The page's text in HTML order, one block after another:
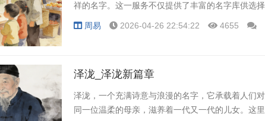
祥的名字。这一服务不仅提供了丰富的名字库供选
周易 2026-04-26 22:54:22 4655
泽泷_泽泷新篇章
泽泷，一个充满诗意与浪漫的名字，它承载着人们
同一位温柔的母亲，滋养着一代又一代的儿女。这